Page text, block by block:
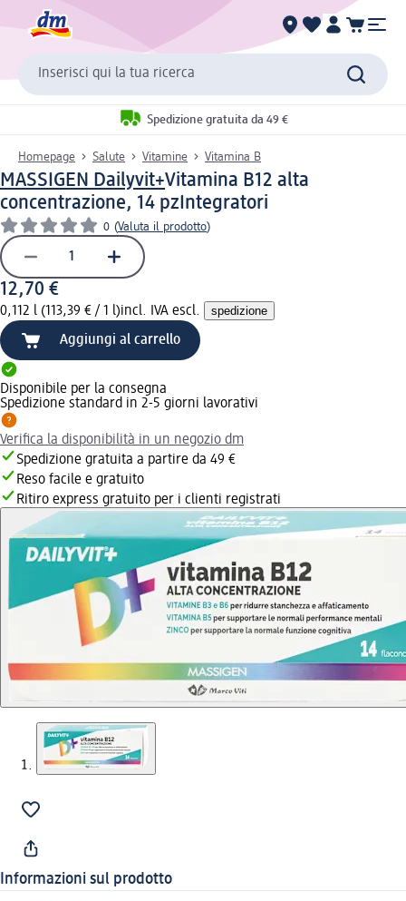
Inserisci qui la tua ricerca
Spedizione gratuita da 49 €
Homepage Salute Vitamine Vitamina B
MASSIGEN Dailyvit+Vitamina B12 alta
concentrazione, 14 pz Integratori
0 (Valuta il prodotto)
12,70 €
0,112 l (113,39 € / 1 l)incl. IVA escl. spedizione
Aggiungi al carrello
Disponibile per la consegna
Spedizione standard in 2-5 giorni lavorativi
Verifica la disponibilità in un negozio dm
Spedizione gratuita a partire da 49 €
Reso facile e gratuito
Ritiro express gratuito per i clienti registrati
Informazioni sul prodotto